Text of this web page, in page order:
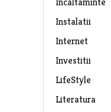
Instalatii
Internet
Investitii
LifeStyle
Literatura